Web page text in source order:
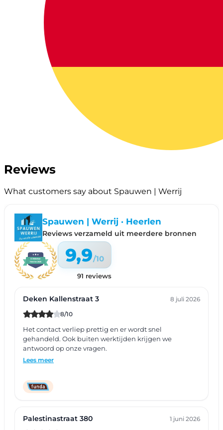
Reviews
What customers say about Spauwen | Werrij